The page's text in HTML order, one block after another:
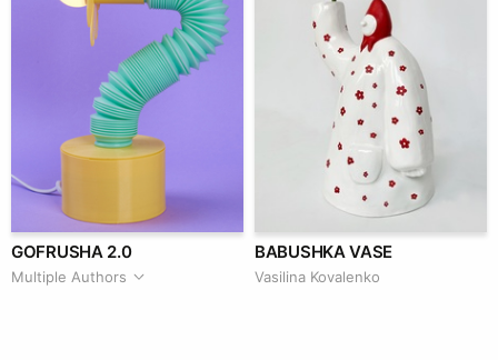
GOFRUSHA 2.0
Multiple Authors
BABUSHKA VASE
Vasilina Kovalenko